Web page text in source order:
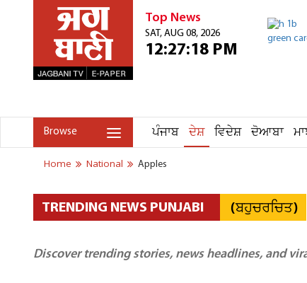
Top News
SAT, AUG 08, 2026
12:27:18 PM
Browse ਪੰਜਾਬ ਦੇਸ਼ ਵਿਦੇਸ਼ ਦੋਆਬਾ
Home National Apples
TRENDING NEWS PUNJABI (ਬਹੁਚਰਚਿਤ)
Discover trending stories, news headlines, and